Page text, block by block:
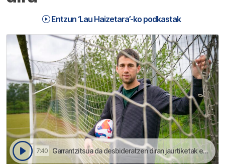
Entzun ‘Lau Haizetara’-ko podkastak
7:40 Garrantzitsua da desbideratzen diran jaurtiketak entrenatzea | Lau Haizetara